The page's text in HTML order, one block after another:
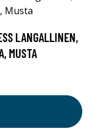
LANGALLINEN,
MUSTA